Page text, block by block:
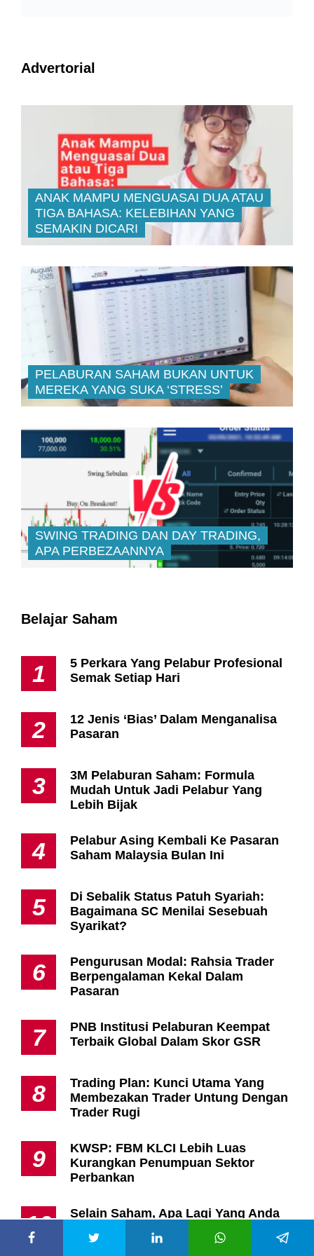
ANAK MAMPU MENGUASAI DUA ATAU
PELABURAN SAHAM BUKAN UNTUK
SWING TRADING DAN DAY TRADING,
1
5 Perkara Yang Pelabur Profesional
Semak Setiap Hari
3
Mudah Untuk Jadi Pelabur Yang
Lebih Bijak
4
Pelabur Asing Kembali Ke Pasaran
Saham Malaysia Bulan Ini
5
Di Sebalik Status Patuh Syariah:
Bagaimana SC Menilai Sesebuah
Syarikat?
6
Pengurusan Modal: Rahsia Trader
Berpengalaman Kekal Dalam
Pasaran
7
PNB Institusi Pelaburan Keempat
Terbaik Global Dalam Skor GSR
8
Trading Plan: Kunci Utama Yang
Membezakan Trader Untung Dengan
Trader Rugi
9
KWSP: FBM KLCI Lebih Luas
Kurangkan Penumpuan Sektor
Perbankan
10
Selain Saham, Apa Lagi Yang Anda
Boleh Laburkan Di Bursa Malaysia?
11
Jangan Main Beli Saham, Ikuti 7
Langkah Membaca Carta Seperti
Pelabur Berpengalaman
12
FamilyMart Ada Di Mana-Mana, Tapi
Boleh Ke Kita Buka Francais
Sendiri?